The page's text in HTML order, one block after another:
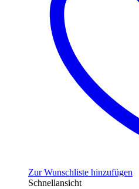
Zur Wunschliste hinzufügen
Schnellansicht